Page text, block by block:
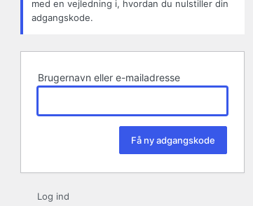
med en vejledning i, hvordan du nulstiller din
adgangskode.
Brugernavn eller e-mailadresse
Log ind